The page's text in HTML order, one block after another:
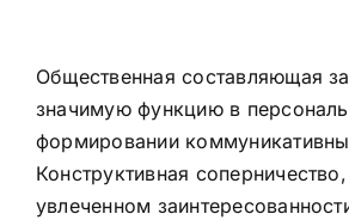
Общественная составляющая
значимую функцию в
формировании
Конструктивная
увлеченном